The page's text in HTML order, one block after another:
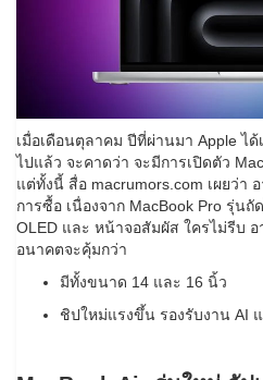
เมื่อเดือนตุลาคม ปีที่ผ่านมา Apple ไ
ไปแล้ว จะคาดว่า จะมีการเปิดตัว
แต่ทั้งนี้ สื่อ macrumors.com เผยว่า
การซื้อ เนื่องจาก MacBook Pro รุ่น
OLED และ หน้าจอสัมผัส ใครไม่รีบ
อนาคตจะคุ้มกว่า
มีทั้งขนาด 14 และ 16 นิ้ว
ชิปใหม่แรงขึ้น รองรับงาน AI